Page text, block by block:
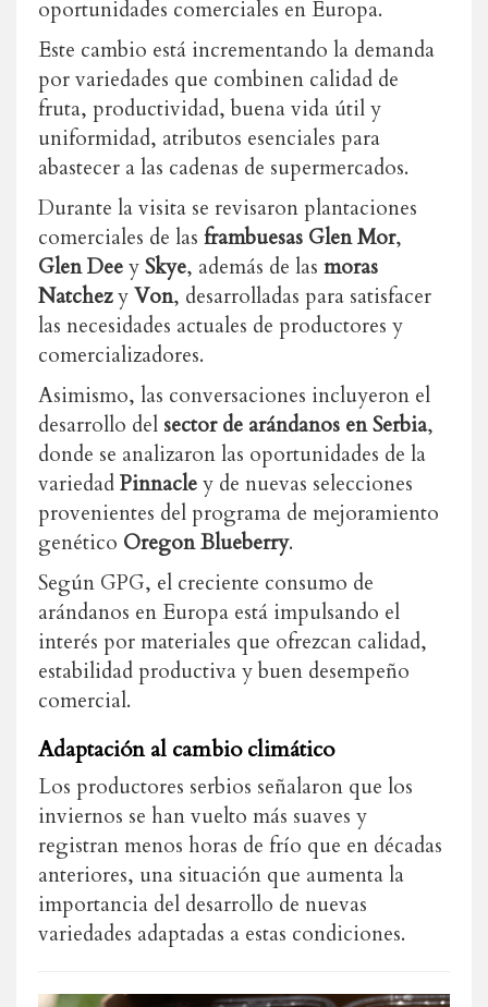
oportunidades comerciales en Europa.
Este cambio está incrementando la demanda
por variedades que combinen calidad de
fruta, productividad, buena vida útil y
uniformidad, atributos esenciales para
abastecer a las cadenas de supermercados.
Durante la visita se revisaron plantaciones
comerciales de las frambuesas Glen Mor,
Glen DeeySkye, además de las moras
NatchezyVon, desarrolladas para satisfacer
las necesidades actuales de productores y
comercializadores.
Asimismo, las conversaciones incluyeron el
desarrollo del sector de arándanos en Serbia,
donde se analizaron las oportunidades de la
variedadPinnacley de nuevas selecciones
provenientes del programa de mejoramiento
genético Oregon Blueberry.
Según GPG, el creciente consumo de
arándanos en Europa está impulsando el
interés por materiales que ofrezcan calidad,
estabilidad productiva y buen desempeño
comercial.
Adaptación al cambio climático
Los productores serbios señalaron que los
inviernos se han vuelto más suaves y
registran menos horas de frío que en décadas
anteriores, una situación que aumenta la
importancia del desarrollo de nuevas
variedades adaptadas a estas condiciones.